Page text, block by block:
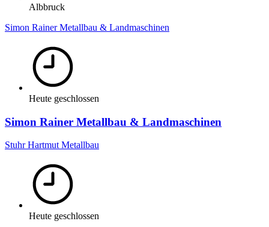
Albbruck
Simon Rainer Metallbau & Landmaschinen
Heute geschlossen
Simon Rainer Metallbau & Landmaschinen
Stuhr Hartmut Metallbau
Heute geschlossen